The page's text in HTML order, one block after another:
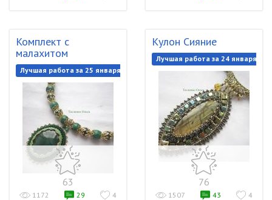
Комплект с
малахитом
Лучшая работа за 25 января 2020
63
1172 29 4
Кулон Сияние
Лучшая работа за 24 января
76
1507 43 4